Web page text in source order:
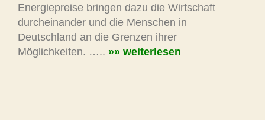
Energiepreise bringen dazu die Wirtschaft
durcheinander und die Menschen in
Deutschland an die Grenzen ihrer
Möglichkeiten. ….. »» weiterlesen